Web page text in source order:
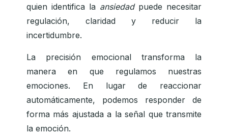
quien identifica la ansiedadpuede necesitar
regulación, claridad y reducir la
incertidumbre.
La precisión emocional transforma la
manera en que regulamos nuestras
emociones. En lugar de reaccionar
automáticamente, podemos responder de
forma más ajustada a la señal que transmite
la emoción.